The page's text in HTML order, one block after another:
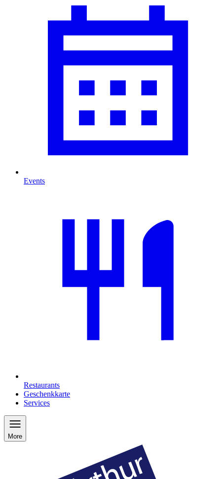
Events
Restaurants
Geschenkkarte
Services
More